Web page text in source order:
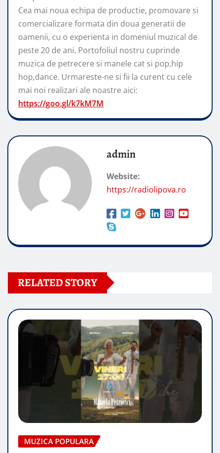
Cea mai noua echipa de productie, promovare si
comercializare formata din doua generatii de
oamenii, cu o experienta in domeniul muzical de
peste 20 de ani. Portofoliul nostru cuprinde
muzica de petrecere si manele cat si pop,hip
hop,dance. Urmareste-ne si fii la curent cu cele
mai noi realizari ale noastre aici:
https://goo.gl/k7kM7M
admin
Website:
https://radiolipova.ro
RELATED STORY
MUZICA POPULARA